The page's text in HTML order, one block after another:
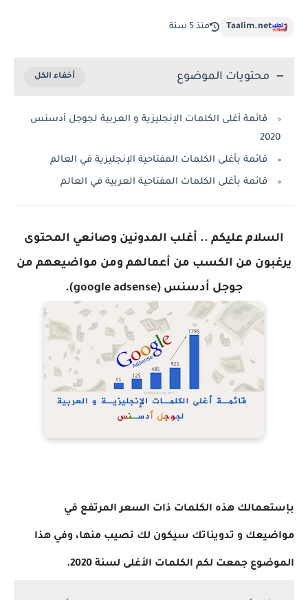
Taalim.net منذ 5 سنة
محتويات الموضوع
قائمة أغلى الكلمات الإنجليزية و العربية لجوجل أدسنس
2020
قائمة بأغلى الكلمات المفتاحية الإنجليزية في العالم
قائمة بأغلى الكلمات المفتاحية العربية في العالم
السلام عليكم .. أغلب المدونين وصانعي المحتوى
يرغبون من الكسب من أعمالهم ومن مواضيعهم من
جوجل أدسنس (google adsense).
بإستعمالك هذه الكلمات ذات السعر المرتفع في
مواضيعك و تدويناتك سيكون لك نصيب منها، وفي هذا
الموضوع جمعت لكم الكلمات الأغلى لسنة 2020.